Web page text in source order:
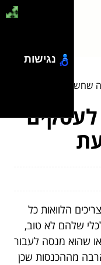
שחשוב לדעת
לעסקים
הלוואות כל
שלהם לא טוב,
שהוא מנסה לעבור
מההכנסות שכן
נגישות